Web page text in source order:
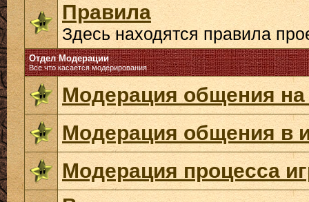
Правила
Здесь находятся правила
Отдел Модерации
Все что касается модерирования
Модерация общения
Модерация общения в
Модерация процесса